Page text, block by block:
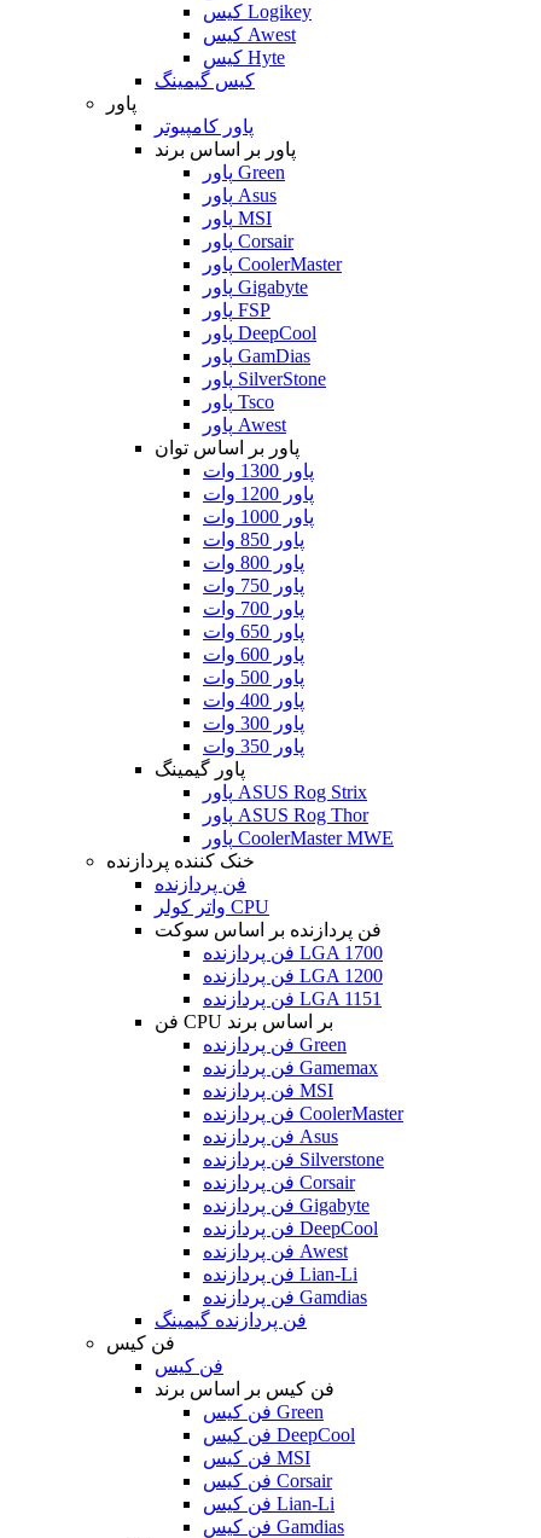
کیس Logikey
کیس Awest
کیس Hyte
کیس گیمینگ
پاور
پاور کامپیوتر
پاور بر اساس برند
پاور Green
پاور Asus
پاور MSI
پاور Corsair
پاور CoolerMaster
پاور Gigabyte
پاور FSP
پاور DeepCool
پاور GamDias
پاور SilverStone
پاور Tsco
پاور Awest
پاور بر اساس توان
پاور 1300 وات
پاور 1200 وات
پاور 1000 وات
پاور 850 وات
پاور 800 وات
پاور 750 وات
پاور 700 وات
پاور 650 وات
پاور 600 وات
پاور 500 وات
پاور 400 وات
پاور 300 وات
پاور 350 وات
پاور گیمینگ
پاور ASUS Rog Strix
پاور ASUS Rog Thor
پاور CoolerMaster MWE
خنک کننده پردازنده
فن پردازنده
واتر کولر CPU
فن پردازنده بر اساس سوکت
فن پردازنده LGA 1700
فن پردازنده LGA 1200
فن پردازنده LGA 1151
فن CPU بر اساس برند
فن پردازنده Green
فن پردازنده Gamemax
فن پردازنده MSI
فن پردازنده CoolerMaster
فن پردازنده Asus
فن پردازنده Silverstone
فن پردازنده Corsair
فن پردازنده Gigabyte
فن پردازنده DeepCool
فن پردازنده Awest
فن پردازنده Lian-Li
فن پردازنده Gamdias
فن پردازنده گیمینگ
فن کیس
فن کیس
فن کیس بر اساس برند
فن کیس Green
فن کیس DeepCool
فن کیس MSI
فن کیس Corsair
فن کیس Lian-Li
فن کیس Gamdias